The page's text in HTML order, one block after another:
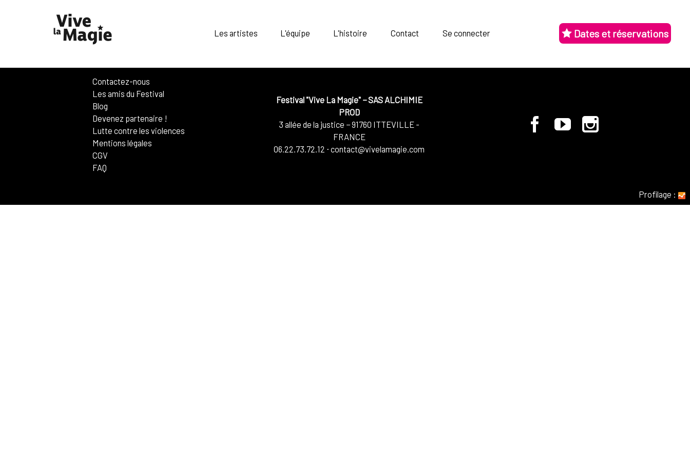
Les artistes L'équipe L'histoire Contact Se connecter Dates et réservations
Contactez-nous
Les amis du Festival
Blog
Devenez partenaire !
Lutte contre les violences
Mentions légales
CGV
FAQ
Festival "Vive La Magie"−SAS ALCHIMIE
PROD
3 allée de la justice −91760 ITTEVILLE -
FRANCE
06.22.73.72.12 ⋅contact@vivelamagie.com
Profilage :